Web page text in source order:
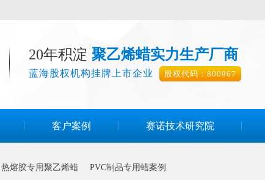
20年积淀 聚乙烯蜡实力生产厂商
蓝海股权机构挂牌上市企业 股权代码：800967
客户案例 赛诺技术研究院
热熔胶专用聚乙烯蜡 PVC制品专用蜡案例